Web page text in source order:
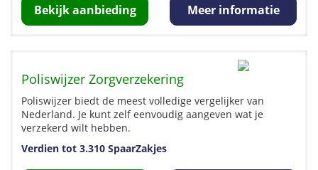
Bekijk aanbieding Meer informatie
Poliswijzer Zorgverzekering
Poliswijzer biedt de meest volledige vergelijker van
Nederland. Je kunt zelf eenvoudig aangeven wat je
verzekerd wilt hebben.
Verdien tot 3.310 SpaarZakjes